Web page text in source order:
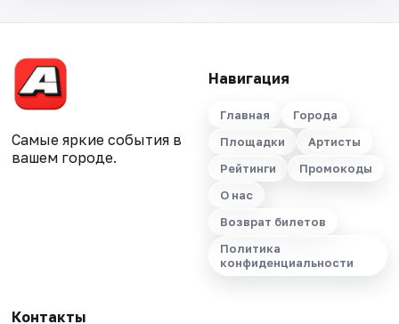
Самые яркие события в
вашем городе.
Навигация
Главная
Города
Площадки
Артисты
Рейтинги
Промокоды
О нас
Возврат билетов
Политика
конфиденциальности
Контакты